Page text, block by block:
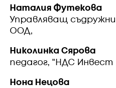
Наталия Футекова
Управляващ
ООД,
Николинка Сярова
педагог, "НДС
Нона Нецова